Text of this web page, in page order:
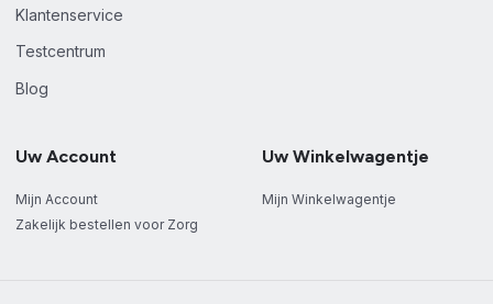
Klantenservice
Testcentrum
Blog
Uw Account
Mijn Account
Zakelijk bestellen voor Zorg
Uw Winkelwagentje
Mijn Winkelwagentje